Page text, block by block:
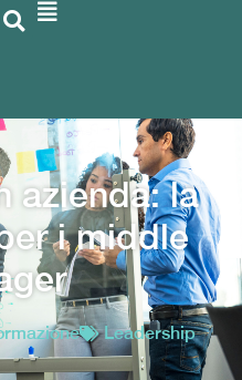
azienda: la
i middle
Leadership